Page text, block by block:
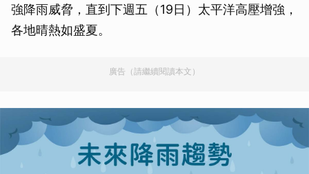
強降雨威脅，直到下週五（19日）太平洋高壓增強，
各地晴熱如盛夏。
廣告（請繼續閱讀本文）